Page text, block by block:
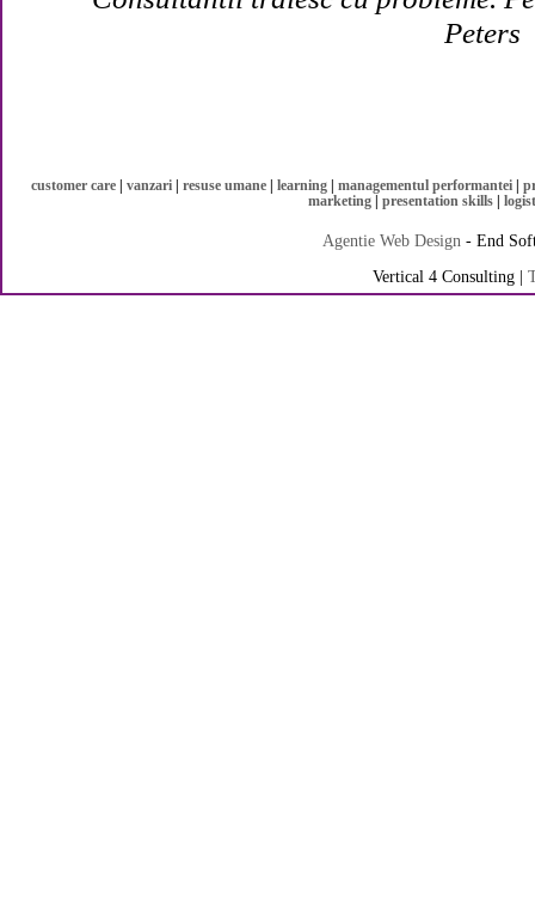
Peters
customer care vanzari resuse umane learning managementul performantei
marketing| presentation skills|
Agentie Web Design - End
Vertical 4 Consulting |